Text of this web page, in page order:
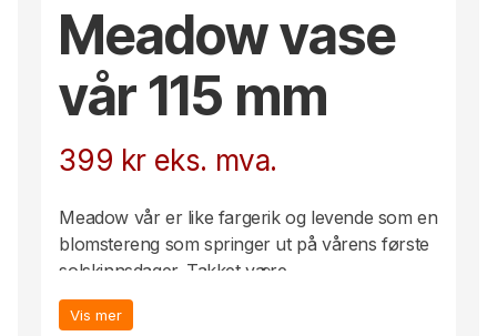
Meadow vase
vår 115 mm
399 kr eks. mva.
Meadow vår er like fargerik og levende som en
blomstereng som springer ut på vårens første
solskinnsdager. Takket være
glassknusingsteknikken som brukes i
produksjonen, er hver vase unik. Den lille
Vis mer